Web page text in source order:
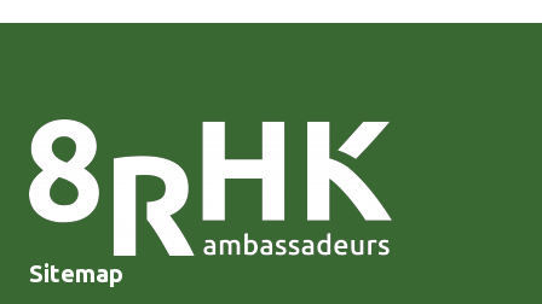
Sitemap